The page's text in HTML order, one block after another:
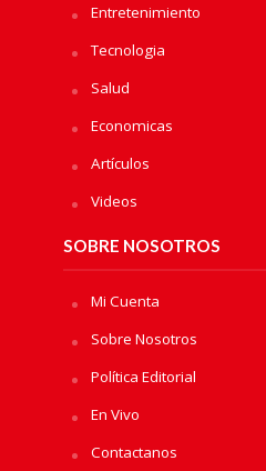
Entretenimiento
Tecnologia
Salud
Economicas
Artículos
Videos
SOBRE NOSOTROS
Mi Cuenta
Sobre Nosotros
Política Editorial
En Vivo
Contactanos